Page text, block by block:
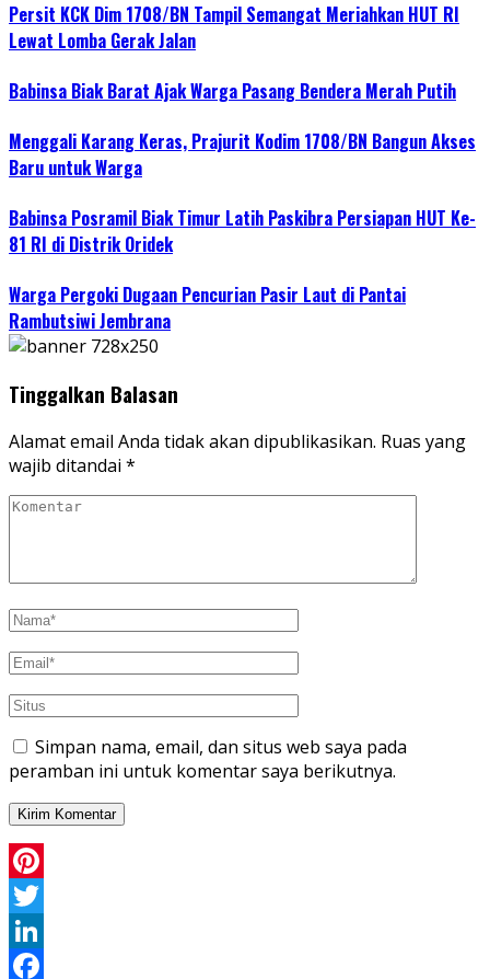
Persit KCK Dim 1708/BN Tampil Semangat Meriahkan HUT RI
Lewat Lomba Gerak Jalan
Babinsa Biak Barat Ajak Warga Pasang Bendera Merah Putih
Menggali Karang Keras, Prajurit Kodim 1708/BN Bangun Akses
Baru untuk Warga
Babinsa Posramil Biak Timur Latih Paskibra Persiapan HUT Ke-
81 RI di Distrik Oridek
Warga Pergoki Dugaan Pencurian Pasir Laut di Pantai
Rambutsiwi Jembrana
Tinggalkan Balasan
Alamat email Anda tidak akan dipublikasikan. Ruas yang
wajib ditandai *
Simpan nama, email, dan situs web saya pada
peramban ini untuk komentar saya berikutnya.
Pinterest
Twitter
LinkedIn